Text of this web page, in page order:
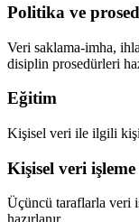
Politika ve
Veri saklama-imha,
disiplin prosedürleri
Eğitim
Kişisel veri ile ilgili
Kişisel veri işleme
Üçüncü taraflarla veri